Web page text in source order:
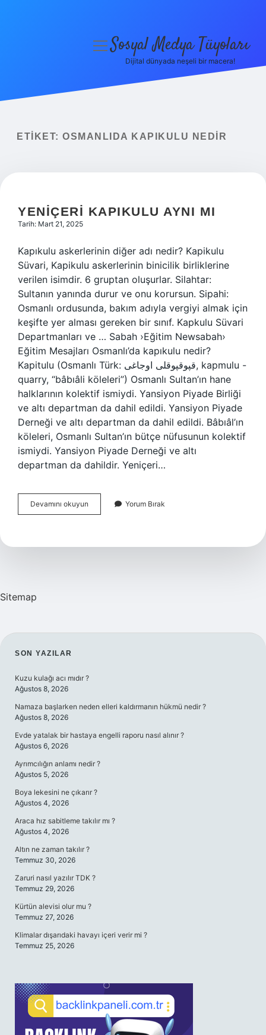
Yasal Uyarı
menüyüSosyal Medya Tüyoları
Dijital dünyada neşeli bir macera!
ETIKET: OSMANLIDA KAPIKULU NEDIR
YENIÇERI KAPIKULU AYNI MI
Tarih: Mart 21, 2025
Kapıkulu askerlerinin diğer adı nedir? Kapikulu
Süvari, Kapikulu askerlerinin binicilik birliklerine
verilen isimdir. 6 gruptan oluşurlar. Silahtar:
Sultanın yanında durur ve onu korursun. Sipahi:
Osmanlı ordusunda, bakım adıyla vergiyi almak için
keşifte yer alması gereken bir sınıf. Kapkulu Süvari
Departmanları ve … Sabah ›Eğitim Newsabah›
Eğitim Mesajları Osmanlı’da kapıkulu nedir?
Kapitulu (Osmanlı Türk: قپوقپوقلی اوجاغی, kapmulu -
quarry, “bâbıâli köleleri”) Osmanlı Sultan’ın hane
halklarının kolektif ismiydi. Yansiyon Piyade Birliği
ve altı departman da dahil edildi. Yansiyon Piyade
Derneği ve altı departman da dahil edildi. Bâbıâl’ın
köleleri, Osmanlı Sultan’ın bütçe nüfusunun kolektif
ismiydi. Yansiyon Piyade Derneği ve altı
departman da dahildir. Yeniçeri…
Devamını okuyun
Kapıkulu
Yorum Bırak
Sitemap
SIDEBAR
SON YAZILAR
Kuzu kulağı acı mıdır ?
Ağustos 8, 2026
Namaza başlarken neden elleri kaldırmanın hükmü nedir ?
Ağustos 8, 2026
Evde yatalak bir hastaya engelli raporu nasıl alınır ?
Ağustos 6, 2026
Ayrımcılığın anlamı nedir ?
Ağustos 5, 2026
Boya lekesini ne çıkarır ?
Ağustos 4, 2026
Araca hız sabitleme takılır mı ?
Ağustos 4, 2026
Altın ne zaman takılır ?
Temmuz 30, 2026
Zaruri nasıl yazılır TDK ?
Temmuz 29, 2026
Kürtün alevisi olur mu ?
Temmuz 27, 2026
Klimalar dışarıdaki havayı içeri verir mi ?
Temmuz 25, 2026